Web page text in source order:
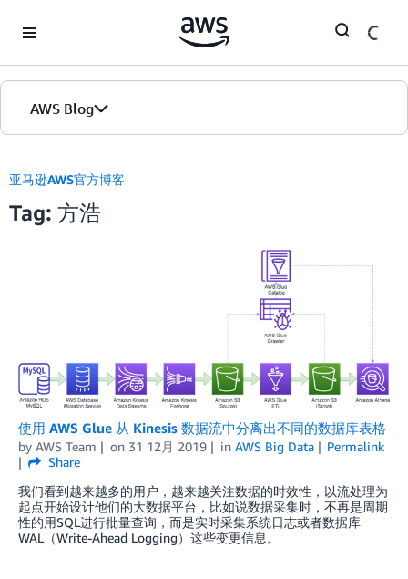
AWS Blog
首页
版本
亚马逊AWS官方博客
Tag: 方浩
使用 AWS Glue 从 Kinesis 数据流中分离出不同的数据库表格
by AWS Team on 31 12月 2019 in AWS Big Data
Permalink
Share
我们看到越来越多的用户，越来越关注数据的时效性，以流处理为
起点开始设计他们的大数据平台，比如说数据采集时，不再是周期
性的用SQL进行批量查询，而是实时采集系统日志或者数据库
WAL（Write-Ahead Logging）这些变更信息。